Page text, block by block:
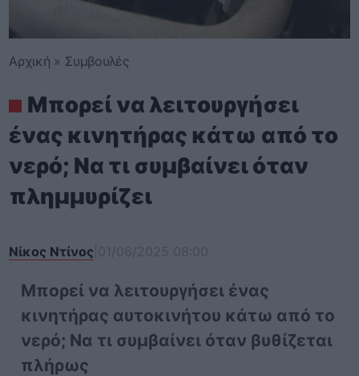
Αρχική » Συμβουλές
Μπορεί να λειτουργήσει
ένας κινητήρας κάτω από το
νερό; Να τι συμβαίνει όταν
πλημμυρίζει
Νίκος Ντίνος
Μπορεί να λειτουργήσει ένας
κινητήρας αυτοκινήτου κάτω από το
νερό; Να τι συμβαίνει όταν βυθίζεται
πλήρως